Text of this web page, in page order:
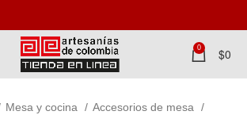
0 $0
Mesa y cocina
Accesorios de mesa